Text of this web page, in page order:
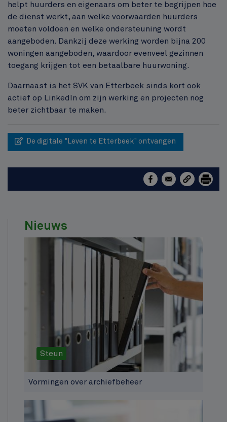
helpt huurders en eigenaars om beter te begrijpen hoe
de dienst werkt, aan welke voorwaarden huurders
moeten voldoen en welke ondersteuning wordt
aangeboden. Dankzij deze werking worden bijna 200
woningen aangeboden, waardoor evenveel gezinnen
toegang krijgen tot een betaalbare huurwoning.
Daarnaast is het SVK van Etterbeek sinds kort ook
actief op LinkedIn om zijn werking en projecten nog
beter zichtbaar te maken.
De digitale "Leven te Etterbeek" ontvangen
Nieuws
Steun
Vormingen over archiefbeheer